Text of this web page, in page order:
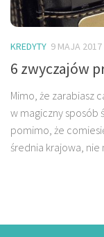
KREDYTY 9 MAJA 2017
6 zwyczajów
Mimo, że zarabiasz
w magiczny sposób
pomimo, że
średnia krajowa, nie